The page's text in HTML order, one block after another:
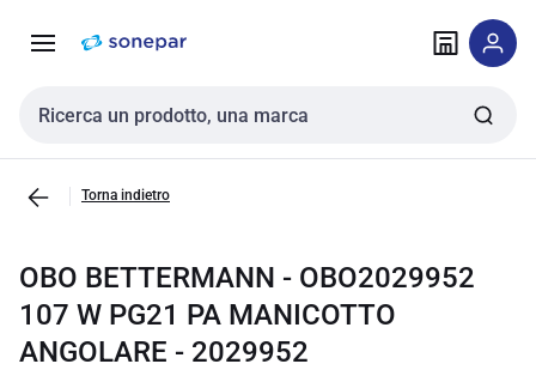
navigazione alla
Cerca input
Torna indietro
OBO BETTERMANN - OBO2029952
107 W PG21 PA MANICOTTO
ANGOLARE - 2029952